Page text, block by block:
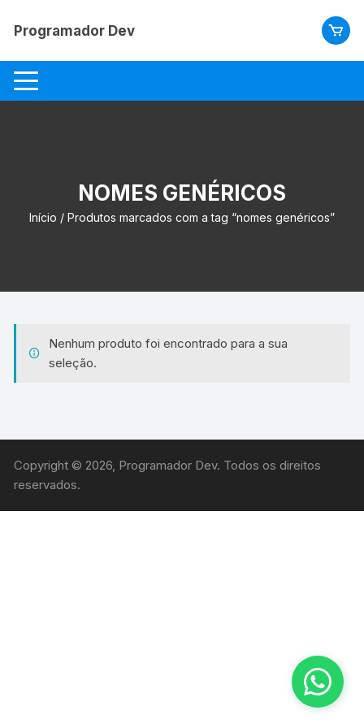
paraProgramador Dev
NOMES GENÉRICOS
Início / Produtos marcados com a tag “nomes genéricos”
Nenhum produto foi encontrado para a sua
seleção.
Copyright © 2026, Programador Dev. Todos os direitos
reservados.